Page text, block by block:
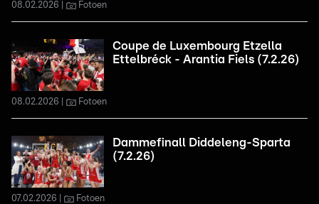
08.02.2026 Fotoen
Coupe de Luxembourg Etzella
Ettelbréck - Arantia Fiels (7.2.26)
08.02.2026 Fotoen
Dammefinall Diddeleng-Sparta
(7.2.26)
07.02.2026 Fotoen